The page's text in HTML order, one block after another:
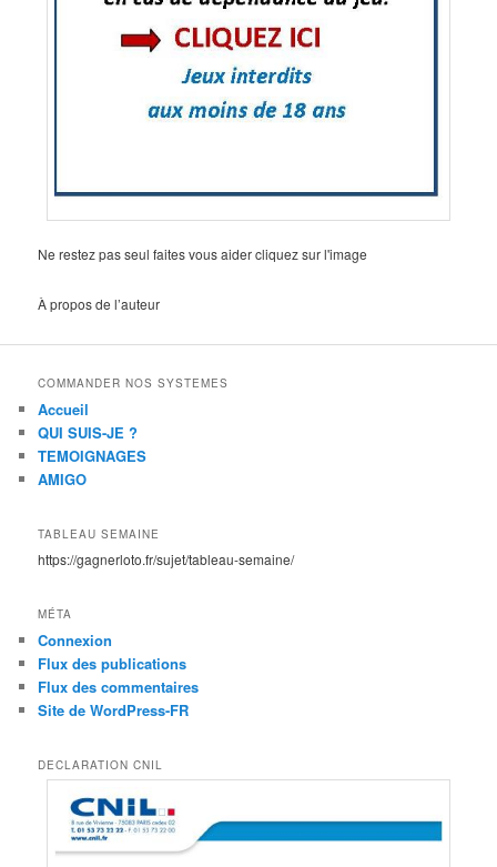
Ne restez pas seul faites vous aider cliquez sur l'image
À propos de l’auteur
COMMANDER NOS SYSTEMES
Accueil
QUI SUIS-JE ?
TEMOIGNAGES
AMIGO
TABLEAU SEMAINE
https://gagnerloto.fr/sujet/tableau-semaine/
MÉTA
Connexion
Flux des publications
Flux des commentaires
Site de WordPress-FR
DECLARATION CNIL